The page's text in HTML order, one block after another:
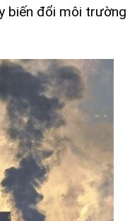
biến đổi môi trường